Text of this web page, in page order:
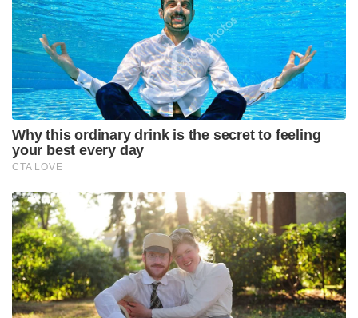
Why this ordinary drink is the secret to feeling
your best every day
CTA LOVE